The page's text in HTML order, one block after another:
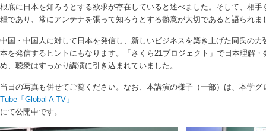
根底に日本を知ろうとする欲求が存在していると述べました。そして、相
糧であり、常にアンテナを張って知ろうとする熱意が大切であると語られま
中国・中国人に対して日本を発信し、新しいビジネスを築き上げた同氏の
本を発信するヒントにもなります。「さくら21プロジェクト」で日本理解
め、聴衆はすっかり講演に引き込まれていました。
当日の写真も併せてご覧ください。なお、本講演の様子（一部）は、本学グ
Tube「Global A TV」
にて公開中です。